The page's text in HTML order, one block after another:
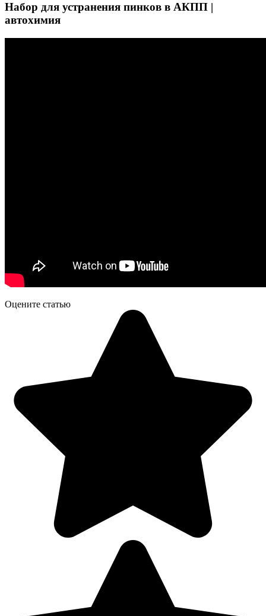
Набор для устранения пинков в АКПП |
автохимия
Оцените статью